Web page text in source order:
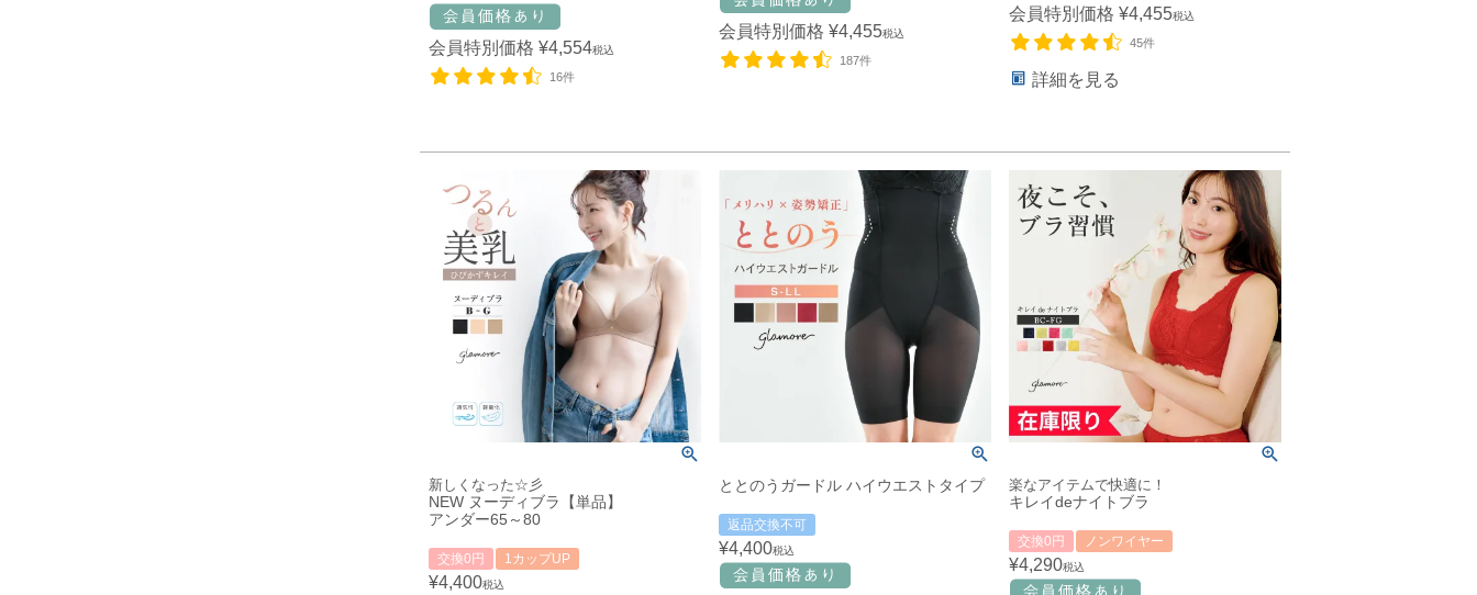
会員特別価格 ¥4,554税込
16件
会員特別価格 ¥4,455税込
187件
会員特別価格 ¥4,455税込
45件
詳細を見る
新しくなった☆彡
NEW ヌーディブラ【単品】
アンダー65～80
交換0円 1カップUP
¥4,400税込
ととのうガードル ハイウエストタイプ
返品交換不可
¥4,400税込
楽なアイテムで快適に！
キレイdeナイトブラ
交換0円 ノンワイヤー
¥4,290税込